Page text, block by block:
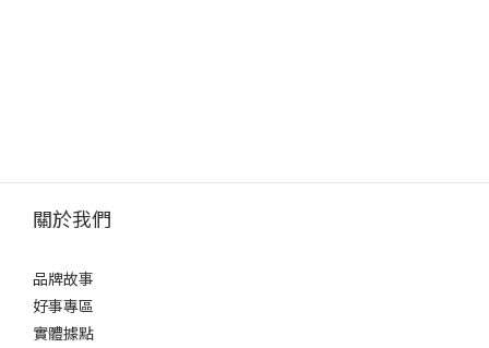
關於我們
品牌故事
好事專區
實體據點